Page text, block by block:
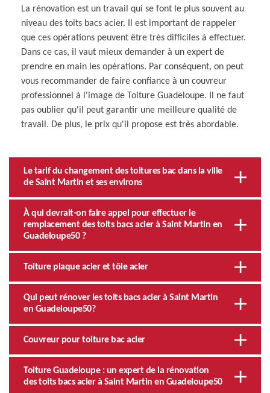
La rénovation est un travail qui se font le plus souvent au
niveau des toits bacs acier. Il est important de rappeler
que ces opérations peuvent être très difficiles à effectuer.
Dans ce cas, il vaut mieux demander à un expert de
prendre en main les opérations. Par conséquent, on peut
vous recommander de faire confiance à un couvreur
professionnel à l'image de Toiture Guadeloupe. Il ne faut
pas oublier qu'il peut garantir une meilleure qualité de
travail. De plus, le prix qu'il propose est très abordable.
Le tarif du changement des toitures bac dans la ville
de Saint Martin et ses environs
À qui devrait-on faire appel pour effectuer le
remplacement des toits bacs acier à Saint Martin en
Guadeloupe50 ?
Toiture plaque acier et tôle acier
Qui peut rénover les toits bacs acier à Saint Martin
en Guadeloupe50?
Couvreur pour toiture bac acier
Toiture Guadeloupe : un expert de la rénovation
des toits bacs acier à Saint Martin en Guadeloupe50